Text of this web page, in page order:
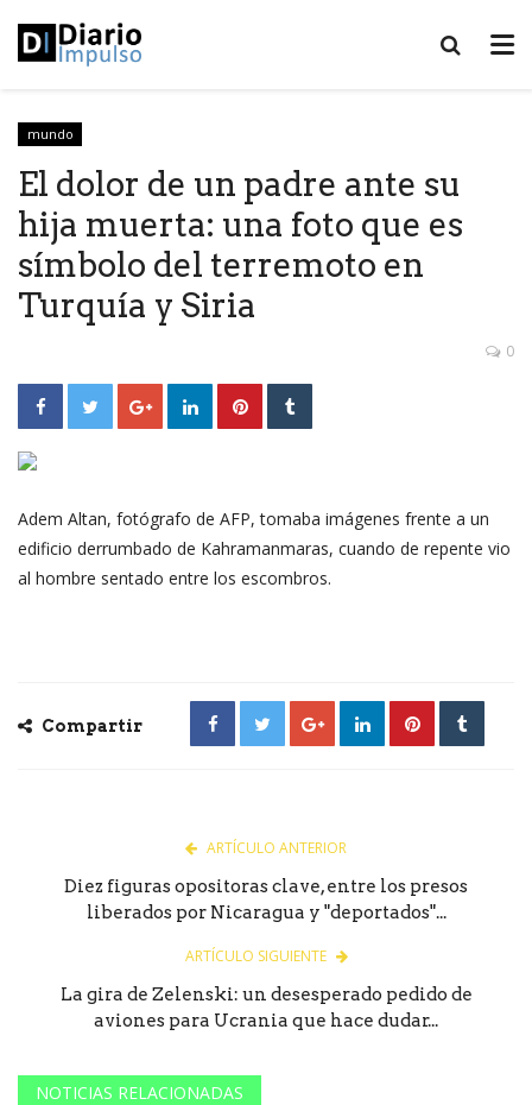
mundo
El dolor de un padre ante su
hija muerta: una foto que es
símbolo del terremoto en
Turquía y Siria
0
Adem Altan, fotógrafo de AFP, tomaba imágenes frente a un
edificio derrumbado de Kahramanmaras, cuando de repente vio
al hombre sentado entre los escombros.
Compartir
ARTÍCULO ANTERIOR
Diez figuras opositoras clave, entre los presos
liberados por Nicaragua y "deportados"...
ARTÍCULO SIGUIENTE
La gira de Zelenski: un desesperado pedido de
aviones para Ucrania que hace dudar...
NOTICIAS RELACIONADAS